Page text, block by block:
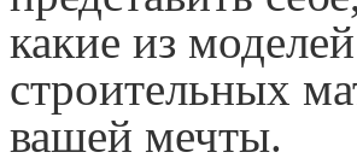
какие из
строительных
вашей мечты.